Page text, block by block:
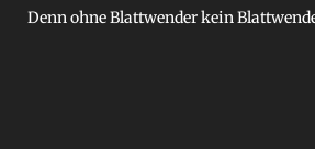
Denn ohne Blattwender kein